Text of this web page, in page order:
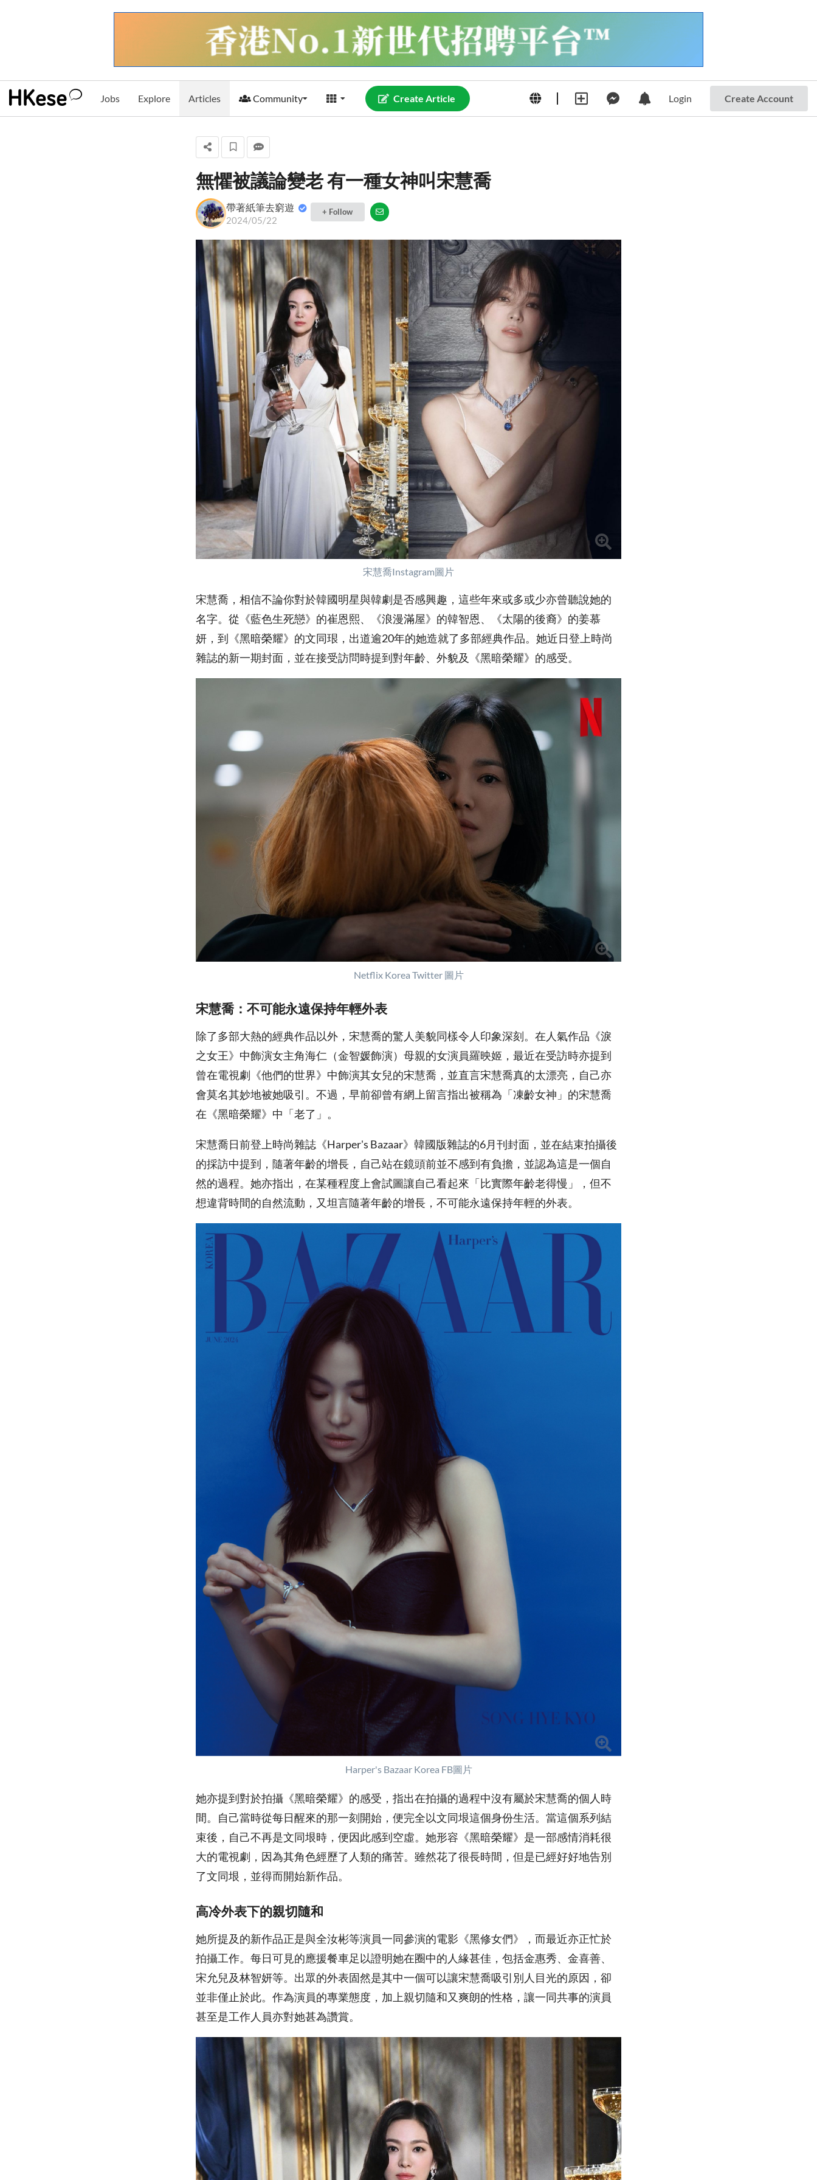
Jobs Explore Articles Community Create Article Login Create Account
無懼被議論變老 有一種女神叫宋慧喬
帶著紙筆去窮遊
2024/05/22
+ Follow
宋慧喬Instagram圖片
宋慧喬，相信不論你對於韓國明星與韓劇是否感興趣，這些年來或多或少亦曾聽說她的
名字。從《藍色生死戀》的崔恩熙、《浪漫滿屋》的韓智恩、《太陽的後裔》的姜慕
妍，到《黑暗榮耀》的文同珢，出道逾20年的她造就了多部經典作品。她近日登上時尚
雜誌的新一期封面，並在接受訪問時提到對年齡、外貌及《黑暗榮耀》的感受。
Netflix Korea Twitter 圖片
宋慧喬：不可能永遠保持年輕外表
除了多部大熱的經典作品以外，宋慧喬的驚人美貌同樣令人印象深刻。在人氣作品《淚
之女王》中飾演女主角海仁（金智媛飾演）母親的女演員羅映姬，最近在受訪時亦提到
曾在電視劇《他們的世界》中飾演其女兒的宋慧喬，並直言宋慧喬真的太漂亮，自己亦
會莫名其妙地被她吸引。不過，早前卻曾有網上留言指出被稱為「凍齡女神」的宋慧喬
在《黑暗榮耀》中「老了」。
宋慧喬日前登上時尚雜誌《Harper's Bazaar》韓國版雜誌的6月刊封面，並在結束拍攝後
的採訪中提到，隨著年齡的增長，自己站在鏡頭前並不感到有負擔，並認為這是一個自
然的過程。她亦指出，在某種程度上會試圖讓自己看起來「比實際年齡老得慢」，但不
想違背時間的自然流動，又坦言隨著年齡的增長，不可能永遠保持年輕的外表。
Harper's Bazaar Korea FB圖片
她亦提到對於拍攝《黑暗榮耀》的感受，指出在拍攝的過程中沒有屬於宋慧喬的個人時
間。自己當時從每日醒來的那一刻開始，便完全以文同垠這個身份生活。當這個系列結
束後，自己不再是文同垠時，便因此感到空虛。她形容《黑暗榮耀》是一部感情消耗很
大的電視劇，因為其角色經歷了人類的痛苦。雖然花了很長時間，但是已經好好地告別
了文同垠，並得而開始新作品。
高冷外表下的親切隨和
她所提及的新作品正是與全汝彬等演員一同參演的電影《黑修女們》，而最近亦正忙於
拍攝工作。每日可見的應援餐車足以證明她在圈中的人緣甚佳，包括金惠秀、金喜善、
宋允兒及林智妍等。出眾的外表固然是其中一個可以讓宋慧喬吸引別人目光的原因，卻
並非僅止於此。作為演員的專業態度，加上親切隨和又爽朗的性格，讓一同共事的演員
甚至是工作人員亦對她甚為讚賞。